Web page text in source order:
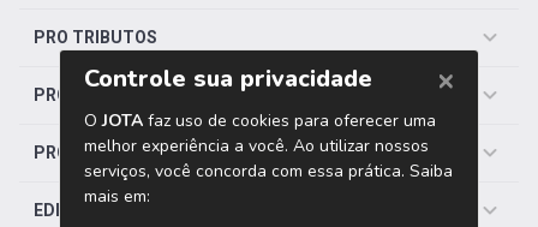
PRO TRIBUTOS
PRO TRABALHISTA
PRO SAÚDE
EDITORIAS